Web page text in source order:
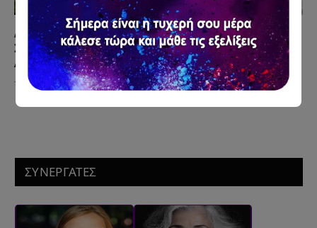
Δεν σου Στέλνει, αλλά σε Σκέφτεται Κάθε Μέρα; Η
Συμπεριφορά που Μπερδεύει Χιλιάδες
Ανθρώπους
12 Ιουλίου 2026
ΣΥΝΕΡΓΑΤΕΣ